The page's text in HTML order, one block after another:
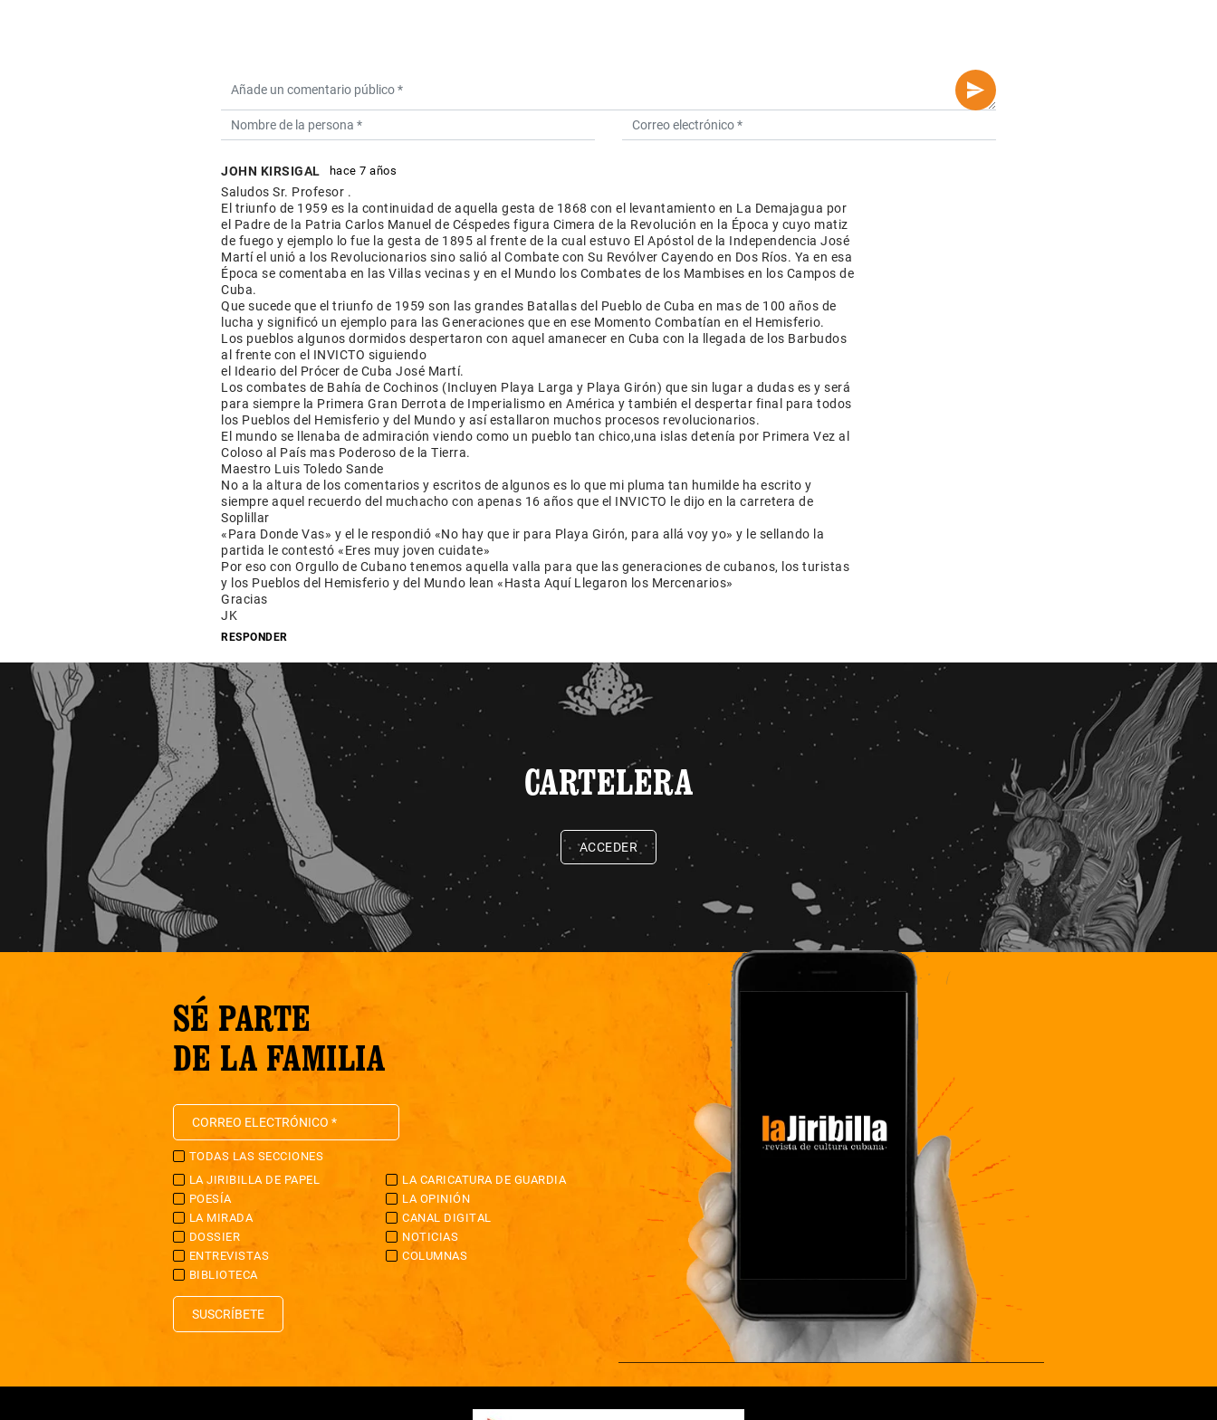
JOHN KIRSIGAL hace 7 años
Saludos Sr. Profesor .
El triunfo de 1959 es la continuidad de aquella gesta de 1868 con el levantamiento en La Demajagua por
el Padre de la Patria Carlos Manuel de Céspedes figura Cimera de la Revolución en la Época y cuyo matiz
de fuego y ejemplo lo fue la gesta de 1895 al frente de la cual estuvo El Apóstol de la Independencia José
Martí el unió a los Revolucionarios sino salió al Combate con Su Revólver Cayendo en Dos Ríos. Ya en esa
Época se comentaba en las Villas vecinas y en el Mundo los Combates de los Mambises en los Campos de
Cuba.
Que sucede que el triunfo de 1959 son las grandes Batallas del Pueblo de Cuba en mas de 100 años de
lucha y significó un ejemplo para las Generaciones que en ese Momento Combatían en el Hemisferio.
Los pueblos algunos dormidos despertaron con aquel amanecer en Cuba con la llegada de los Barbudos
al frente con el INVICTO siguiendo
el Ideario del Prócer de Cuba José Martí.
Los combates de Bahía de Cochinos (Incluyen Playa Larga y Playa Girón) que sin lugar a dudas es y será
para siempre la Primera Gran Derrota de Imperialismo en América y también el despertar final para todos
los Pueblos del Hemisferio y del Mundo y así estallaron muchos procesos revolucionarios.
El mundo se llenaba de admiración viendo como un pueblo tan chico,una islas detenía por Primera Vez al
Coloso al País mas Poderoso de la Tierra.
Maestro Luis Toledo Sande
No a la altura de los comentarios y escritos de algunos es lo que mi pluma tan humilde ha escrito y
siempre aquel recuerdo del muchacho con apenas 16 años que el INVICTO le dijo en la carretera de
Soplillar
«Para Donde Vas» y el le respondió «No hay que ir para Playa Girón, para allá voy yo» y le sellando la
partida le contestó «Eres muy joven cuidate»
Por eso con Orgullo de Cubano tenemos aquella valla para que las generaciones de cubanos, los turistas
y los Pueblos del Hemisferio y del Mundo lean «Hasta Aquí Llegaron los Mercenarios»
Gracias
JK
RESPONDER
CARTELERA
ACCEDER
SÉ PARTE
DE LA FAMILIA
TODAS LAS SECCIONES
LA JIRIBILLA DE PAPEL
LA CARICATURA DE GUARDIA
POESÍA
LA OPINIÓN
LA MIRADA
CANAL DIGITAL
DOSSIER
NOTICIAS
ENTREVISTAS
COLUMNAS
BIBLIOTECA
SUSCRÍBETE